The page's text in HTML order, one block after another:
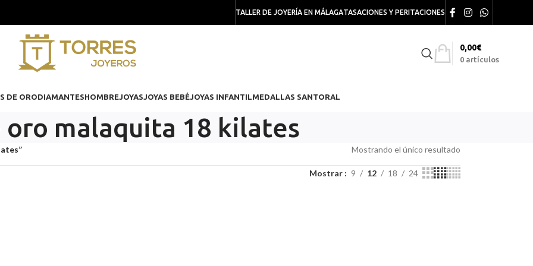
TALLER DE JOYERÍA EN MÁLAGATASACIONES Y PERITACIONES
0 artículos
0,00€
DE ORODIAMANTESHOMBREJOYASJOYAS BEBÉJOYAS INFANTILMEDALLAS SANTORAL
malaquita 18 kilates
Mostrando el único resultado
Mostrar 9 12 18 24